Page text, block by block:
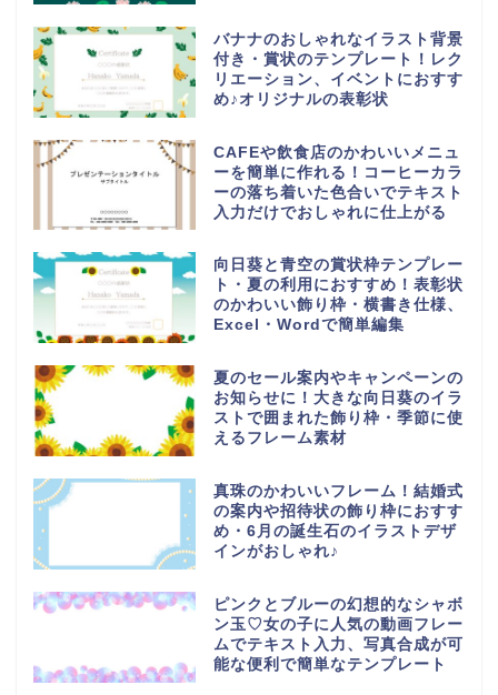
バナナのおしゃれなイラスト背景
付き・賞状のテンプレート！レク
リエーション、イベントにおすす
め♪オリジナルの表彰状
CAFEや飲食店のかわいいメニュ
ーを簡単に作れる！コーヒーカラ
ーの落ち着いた色合いでテキスト
入力だけでおしゃれに仕上がる
向日葵と青空の賞状枠テンプレー
ト・夏の利用におすすめ！表彰状
のかわいい飾り枠・横書き仕様、
Excel・Wordで簡単編集
夏のセール案内やキャンペーンの
お知らせに！大きな向日葵のイラ
ストで囲まれた飾り枠・季節に使
えるフレーム素材
真珠のかわいいフレーム！結婚式
の案内や招待状の飾り枠におすす
め・6月の誕生石のイラストデザ
インがおしゃれ♪
ピンクとブルーの幻想的なシャボ
ン玉♡女の子に人気の動画フレー
ムでテキスト入力、写真合成が可
能な便利で簡単なテンプレート